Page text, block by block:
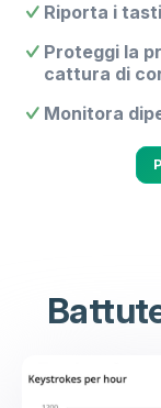
Riporta i
Proteggi la
cattura di
Monitora